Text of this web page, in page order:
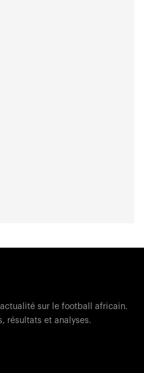
sur le football africain.
résultats et analyses.